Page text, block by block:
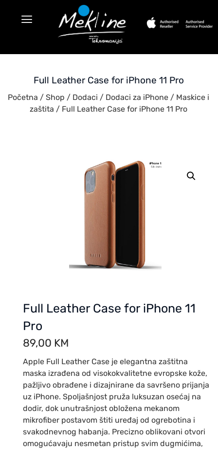
Full Leather Case for iPhone 11 Pro
Početna / Shop / Dodaci / Dodaci za iPhone / Maskice i
zaštita / Full Leather Case for iPhone 11 Pro
Full Leather Case for iPhone 11
Pro
89,00 KM
Apple Full Leather Case je elegantna zaštitna
maska izrađena od visokokvalitetne evropske kože,
pažljivo obrađene i dizajnirane da savršeno prijanja
uz iPhone. Spoljašnjost pruža luksuzan osećaj na
dodir, dok unutrašnjost obložena mekanom
mikrofiber postavom štiti uređaj od ogrebotina i
svakodnevnog habanja. Precizno oblikovani otvori
omogućavaju nesmetan pristup svim dugmićima,